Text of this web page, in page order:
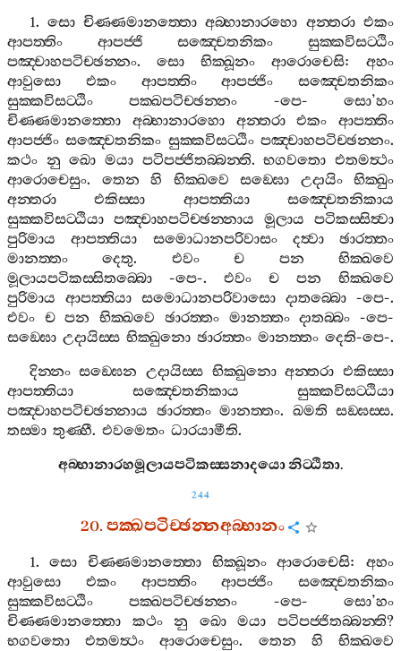
1. සො චිණ‍්ණමානත‍්තො අබ‍්භානාරහො අන‍්තරා එකං
ආපත‍්තිං
ආපජ‍්ජි සඤ‍්චෙතනිකං
සුක‍්කවිසට‍්ඨිං
පඤ‍්චාහපටිච‍්ඡන‍්නං. සො භික‍්ඛූනං ආරොචෙසි: අහං
ආවුසො
එකං ආපත‍්තිං ආපජ‍්ජිං
සඤ‍්චෙතනිකං
සුක‍්කවිසට‍්ඨිං
පක‍්ඛපටිච‍්ඡන‍්නං -පෙ-සො’හං
චිණ‍්ණමානත‍්තො
අබ‍්භානාරහො අන‍්තරා එකං
ආපත‍්තිං
ආපජ‍්ජිං සඤ‍්චෙතනිකං සුක‍්කවිසට‍්ඨිං පඤ‍්චාහපටිච‍්ඡන‍්නං.
කථං නු ඛො මයා පටිපජ‍්ජිතබ‍්බන‍්ති.භගවතො එතමත්‍ථං
ආරොචෙසුං. තෙන හි භික‍්ඛවෙ සඞ‍්ඝො උදායිං
භික‍්ඛුං
අන‍්තරා
එකිස‍්සා ආපත‍්තියා
සඤ‍්චෙතනිකාය
සුක‍්කවිසට‍්ඨියා පඤ‍්චාහපටිච‍්ඡන‍්නාය මූලාය
පටිකස‍්සිත්‍වා
පුරිමාය
ආපත‍්තියා සමොධානපරිවාසං දත්‍වා
ඡාරත‍්තං
මානත‍්තං
දෙතු. එවං ච පන
භික‍්ඛවෙ
මූලායපටිකස‍්සිතබ‍්බො -පෙ-. එවං ච පන
භික‍්ඛවෙ
පුරිමාය
ආපත‍්තියා සමොධානපරිවාසො දාතබ‍්බො -පෙ-.
එවං ච පන භික‍්ඛවෙ ඡාරත‍්තං මානත‍්තං දාතබ‍්බං -පෙ-
සඞ‍්ඝො උදායිස‍්ස භික‍්ඛුනො ඡාරත‍්තං මානත‍්තං දෙති-පෙ-.
දින‍්නං සඞ‍්ඝෙන උදායිස‍්ස භික‍්ඛුනො අන‍්තරා එකිස‍්සා
ආපත‍්තියා
සඤ‍්චෙතනිකාය
සුක‍්කවිසට‍්ඨියා
පඤ‍්චාහපටිච‍්ඡන‍්නාය ඡාරත‍්තං මානත‍්තං. ඛමති සඞ‍්ඝස‍්ස.
තස‍්මා තුණ‍්හී. එවමෙතං ධාරයාමීති.
අබ‍්භානාරහමූලායපටිකස‍්සනාදයොනිට‍්ඨිතා.
244
20.පක‍්ඛපටිච‍්ඡන‍්නඅබ‍්භානං
1.සො චිණ‍්ණමානත‍්තො භික‍්ඛූනං ආරොචෙසි:අහං
ආවුසො
එකං ආපත‍්තිං ආපජ‍්ජිං
සඤ‍්චෙතනිකං
සුක‍්කවිසට‍්ඨිං
පක‍්ඛපටිච‍්ඡන‍්නං -පෙ-සො’හං
චිණ‍්ණමානත‍්තො
කථං නු ඛො මයා පටිපජ‍්ජිතබ‍්බන‍්ති?
භගවතො
එතමත්‍ථං ආරොචෙසුං. තෙන හි
භික‍්ඛවෙ